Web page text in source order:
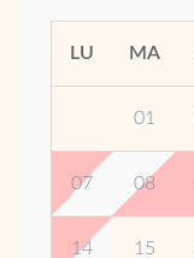
LU MA
01
07 08
14 15